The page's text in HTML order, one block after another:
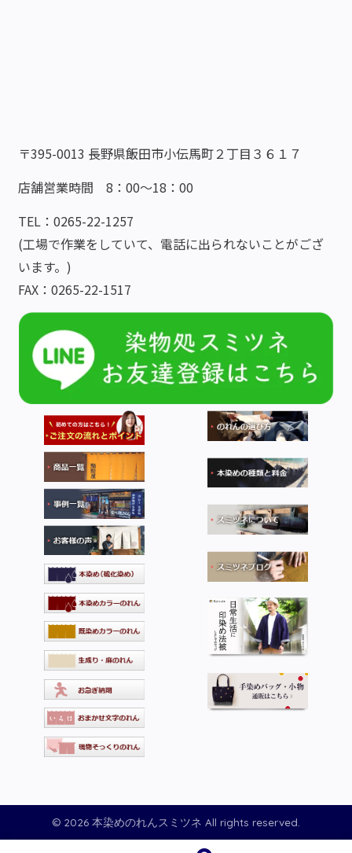
〒395-0013 長野県飯田市小伝馬町２丁目３６１７
店舗営業時間 8：00～18：00
TEL：0265-22-1257
(工場で作業をしていて、電話に出られないことがござ
います。)
FAX：0265-22-1517
© 2026 本染めのれんスミツネ All rights reserved.